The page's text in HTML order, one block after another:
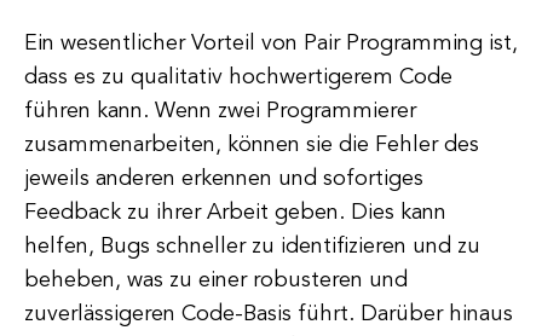
Ein wesentlicher Vorteil von Pair Programming ist,
dass es zu qualitativ hochwertigerem Code
führen kann. Wenn zwei Programmierer
zusammenarbeiten, können sie die Fehler des
jeweils anderen erkennen und sofortiges
Feedback zu ihrer Arbeit geben. Dies kann
helfen, Bugs schneller zu identifizieren und zu
beheben, was zu einer robusteren und
zuverlässigeren Code-Basis führt. Darüber hinaus